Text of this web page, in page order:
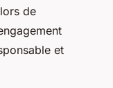
de
et